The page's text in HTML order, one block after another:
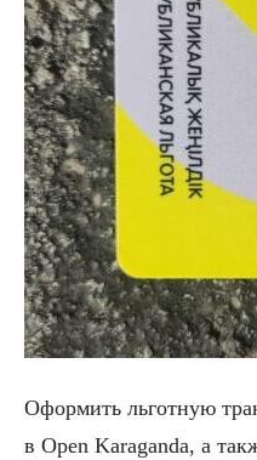
Оформить льготную
в Open Karaganda, а